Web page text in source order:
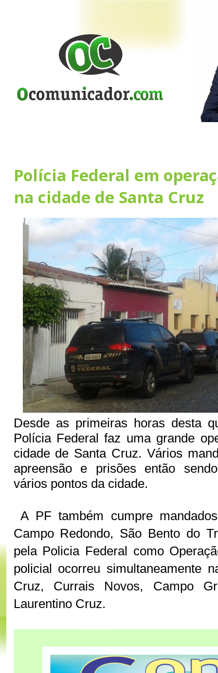
Polícia Federal em
na cidade de Santa Cruz
Desde as primeiras horas desta
Polícia Federal faz uma grande
cidade de Santa Cruz. Vários
apreensão e prisões então
vários pontos da cidade.
A PF também cumpre
Campo Redondo, São Bento do
pela Policia Federal como
policial ocorreu simultaneamente
Cruz, Currais Novos, Campo
Laurentino Cruz.